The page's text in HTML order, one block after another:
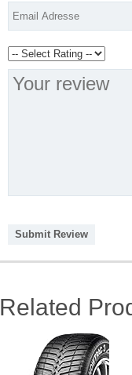
Submit Review
Related